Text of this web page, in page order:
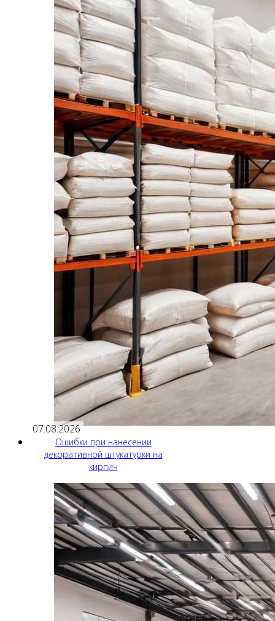
07.08.2026
Ошибки при нанесении
декоративной штукатурки на
кирпич